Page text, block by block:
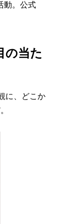
動。公式
の当た
に、どこか